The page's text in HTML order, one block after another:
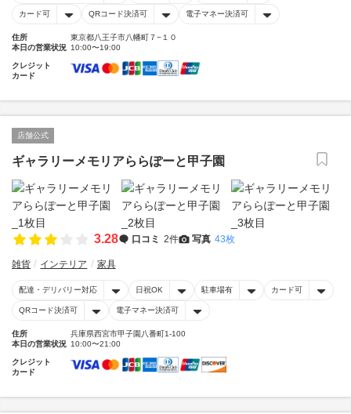
カード可 QRコード決済可 電子マネー決済可
住所
東京都八王子市八幡町７−１０
本日の営業状況 10:00〜19:00
クレジット
カード
店舗公式
ギャラリーメモリアららぽーと甲子園
3.28 口コミ 2件 写真 43枚
雑貨 インテリア 家具
配達・デリバリー対応 日祝OK 駐車場有 カード可
QRコード決済可 電子マネー決済可
住所
兵庫県西宮市甲子園八番町1-100
本日の営業状況 10:00〜21:00
クレジット
カード